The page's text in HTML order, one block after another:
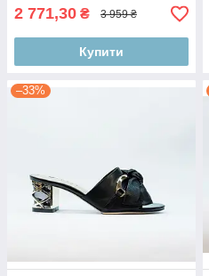
2 771,30 ₴ 3 959 ₴
Купити
–33%